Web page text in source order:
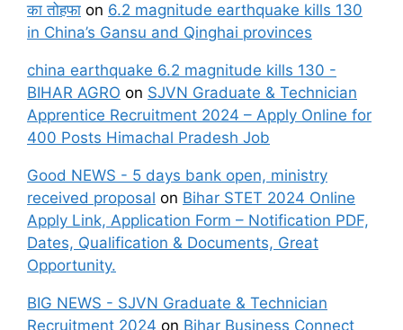
का तोहफा on 6.2 magnitude earthquake kills 130
in China’s Gansu and Qinghai provinces
china earthquake 6.2 magnitude kills 130 -
BIHAR AGRO on SJVN Graduate & Technician
Apprentice Recruitment 2024 – Apply Online for
400 Posts Himachal Pradesh Job
Good NEWS - 5 days bank open, ministry
received proposal on Bihar STET 2024 Online
Apply Link, Application Form – Notification PDF,
Dates, Qualification & Documents, Great
Opportunity.
BIG NEWS - SJVN Graduate & Technician
Recruitment 2024 on Bihar Business Connect